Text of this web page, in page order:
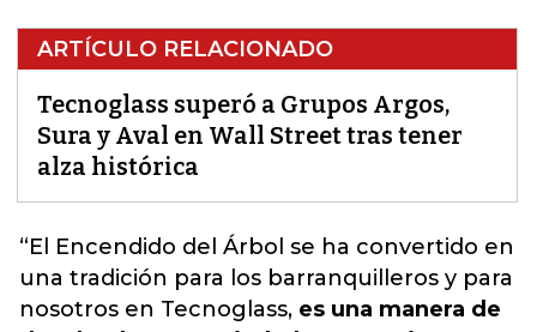
ARTÍCULO RELACIONADO
Tecnoglass superó a Grupos Argos,
Sura y Aval en Wall Street tras tener
alza histórica
“El Encendido del Árbo l se ha convertido en
una tradición para los barranquilleros y para
nosotros en Tecnoglass, es una manera de